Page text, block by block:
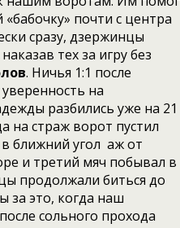
почти с центра
сразу, дзержинцы
тех за игру без
. Ничья 1:1 после
на
разбились уже на 21
на страж ворот пустил
ближний угол аж от
и третий мяч побывал в
продолжали биться до
за это, когда наш
после сольного прохода